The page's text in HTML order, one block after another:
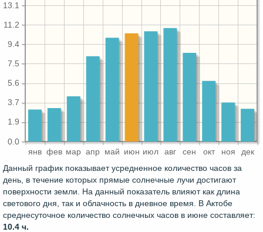
янв фев мар апр май июн июл авг сен окт ноя дек
0.0
1.9
3.7
5.6
7.5
9.4
11.2
13.1
Данный график показывает усредненное количество часов за
день, в течение которых прямые солнечные лучи достигают
поверхности земли. На данный показатель влияют как длина
светового дня, так и облачность в дневное время. В Актобе
среднесуточное количество солнечных часов в июне составляет:
10.4 ч.